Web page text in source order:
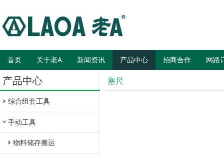
首页 关于老A 新闻资讯 产品中心 招商合作 网路
产品中心
综合组套工具
手动工具
物料储存搬运
塞尺